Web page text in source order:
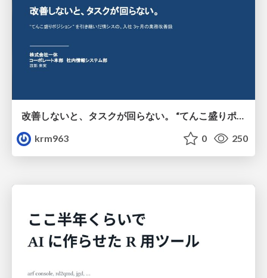
改善しないと、タスクが回らない。 “てんこ盛りポジション” を引き継いだ情シスの、入社3ヶ月の業務改善録
krm963
0 250